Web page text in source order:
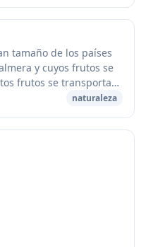
tamaño de los países
y cuyos frutos se
frutos se transportan
naturaleza